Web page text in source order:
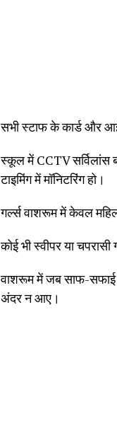
सभी स्टाफ के कार्ड और
स्कूल में CCTV सर्विलांस
टाइमिंग में मॉनिटरिंग हो।
गर्ल्स वाशरूम में केवल
कोई भी स्वीपर या
वाशरूम में जब साफ-सफाई
अंदर न आए।